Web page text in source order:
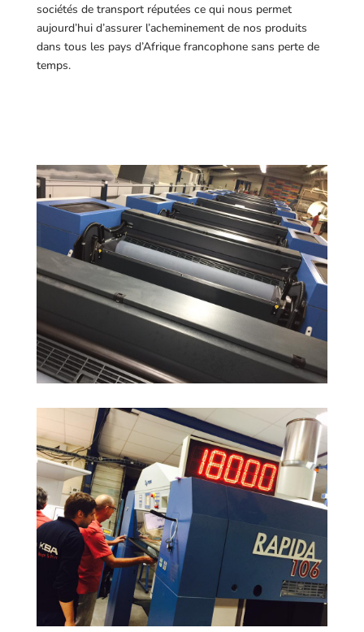
sociétés de transport réputées ce qui nous permet
aujourd’hui d’assurer l’acheminement de nos produits
dans tous les pays d’Afrique francophone sans perte de
temps.